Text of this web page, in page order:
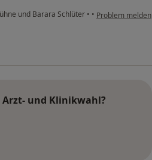
und Barara Schlüter • • Problem melden
und Klinikwahl?